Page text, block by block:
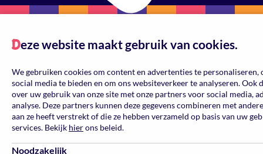
Reset
Kleur
Deze website maakt gebruik van cookies.
We gebruiken cookies om content en advertenties te
social media te bieden en om ons websiteverkeer te analyseren. Ook
over uw gebruik van onze site met onze partners voor social media,
analyse. Deze partners kunnen deze gegevens combineren met
aan ze heeft verstrekt of die ze hebben verzameld op basis van uw
services. Bekijk hierons beleid.
Noodzakelijk